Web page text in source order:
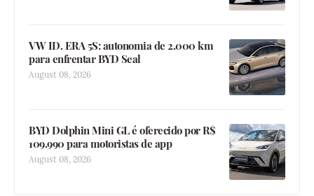
VW ID. ERA 5S: autonomia de 2.000 km
para enfrentar BYD Seal
August 08, 2026
BYD Dolphin Mini GL é oferecido por R$
109.990 para motoristas de app
August 08, 2026